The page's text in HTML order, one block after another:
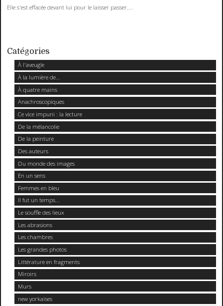
Elle s'est effacée devant lui pour le laisser passer....
Catégories
À l'aveugle
À la lumière de...
À quatre mains
Anachroscopiques
Ce vice impuni : la lecture
De la mélancolie
De la peinture
Des auteurs
Du monde des images
En un sens
Femmes en bleu
Il fut un temps...
Le souffle des lieux
Les abrasions
Les chambres
Les grandes photos
Littérature en fragments
Miroirs
Murs
new yorkaises